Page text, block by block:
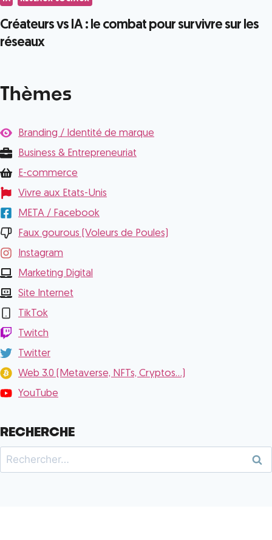
Créateurs vs IA : le combat pour survivre sur les
réseaux
Thèmes
Branding / Identité de marque
Business & Entrepreneuriat
E-commerce
Vivre aux Etats-Unis
META / Facebook
Faux gourous (Voleurs de Poules)
Instagram
Marketing Digital
Site Internet
TikTok
Twitch
Twitter
Web 3.0 (Metaverse, NFTs, Cryptos...)
YouTube
RECHERCHE